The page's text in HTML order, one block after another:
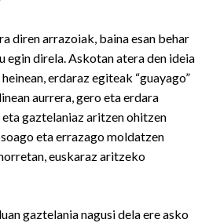
diren arrazoiak, baina esan behar
egin direla. Askotan atera den ideia
erdaraz egiteak “guayago”
aurrera, gero eta erdara
gaztelaniaz aritzen ohitzen
eta errazago moldatzen
euskaraz aritzeko
gaztelania nagusi dela ere asko